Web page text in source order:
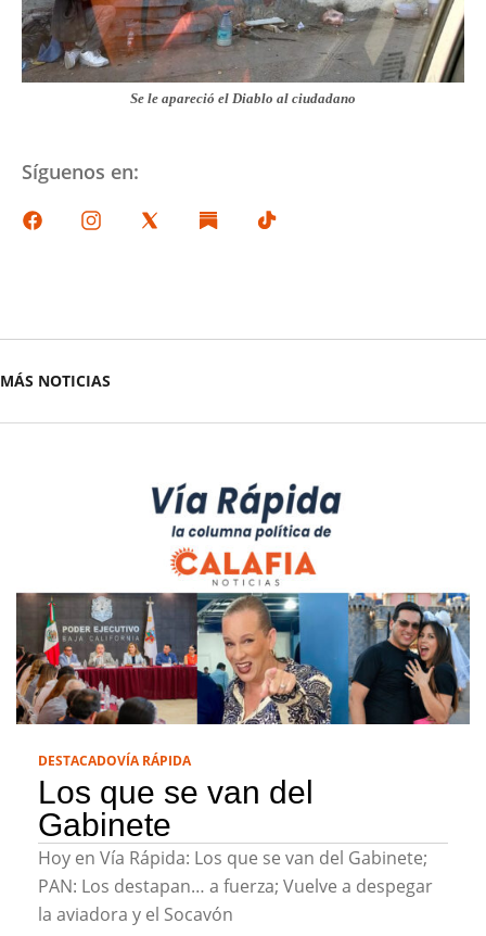
Se le apareció el Diablo al ciudadano
Síguenos en:
MÁS NOTICIAS
DESTACADOVÍA RÁPIDA
Los que se van del
Gabinete
Hoy en Vía Rápida: Los que se van del Gabinete;
PAN: Los destapan… a fuerza; Vuelve a despegar
la aviadora y el Socavón